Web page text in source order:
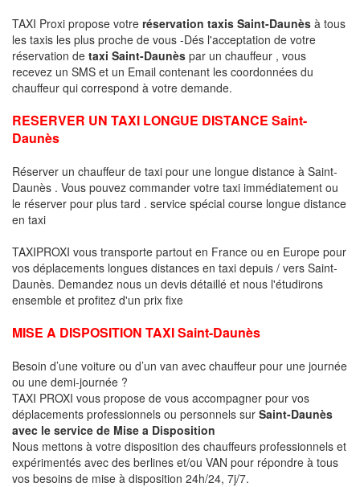
TAXI Proxi propose votre réservation taxis Saint-Daunès à tous
les taxis les plus proche de vous -Dés l'acceptation de votre
réservation de taxi Saint-Daunès par un chauffeur , vous
recevez un SMS et un Email contenant les coordonnées du
chauffeur qui correspond à votre demande.
RESERVER UN TAXI LONGUE DISTANCE Saint-
Daunès
Réserver un chauffeur de taxi pour une longue distance à Saint-
Daunès . Vous pouvez commander votre taxi immédiatement ou
le réserver pour plus tard . service spécial course longue distance
en taxi
TAXIPROXI vous transporte partout en France ou en Europe pour
vos déplacements longues distances en taxi depuis / vers Saint-
Daunès. Demandez nous un devis détaillé et nous l'étudirons
ensemble et profitez d'un prix fixe
MISE A DISPOSITION TAXI Saint-Daunès
Besoin d’une voiture ou d’un van avec chauffeur pour une journée
ou une demi-journée ?
TAXI PROXI vous propose de vous accompagner pour vos
déplacements professionnels ou personnels sur Saint-Daunès
avec le service de Mise a Disposition
Nous mettons à votre disposition des chauffeurs professionnels et
expérimentés avec des berlines et/ou VAN pour répondre à tous
vos besoins de mise à disposition 24h/24, 7j/7.